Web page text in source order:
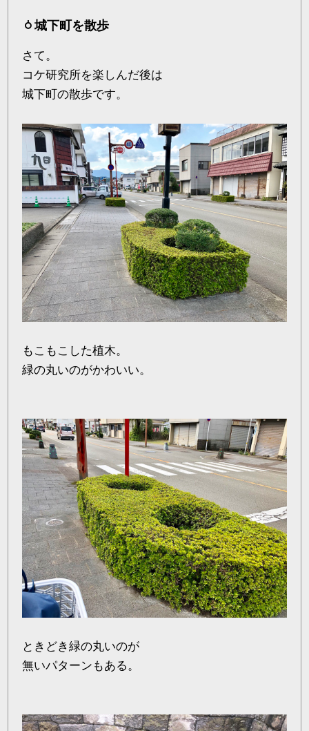
城下町を散歩
さて。
コケ研究所を楽しんだ後は
城下町の散歩です。
もこもこした植木。
緑の丸いのがかわいい。
ときどき緑の丸いのが
無いパターンもある。